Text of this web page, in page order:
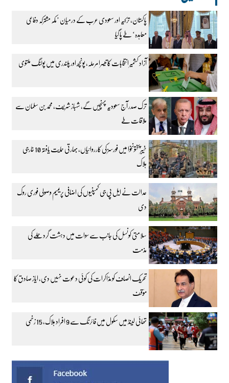
پاکستان، ترکیہ اور سعودی عرب کے درمیان ’مکہ مشترکہ دفاعی
معاہدہ‘ طے پا گیا
آزاد کشمیر انتخابات کا تیسرا مرحلہ، پونچھ اور پلندری میں پولنگ ملتوی
ترک صدر آج سعودیہ پہنچیں گے، شہباز شریف، محمد بن سلمان سے
ملاقات طے
خیبرپختونخوا میں فورسز کی کارروائیاں، بھارتی حمایت یافتہ 10 خارجی
ہلاک
عدالت نے ایل پی جی کمپنیوں کی اضافی پریمیم وصولی فوری روک
دی
سلامتی کونسل کی جانب سے سوات میں دہشت گرد حملے کی
مذمت
تحریک انصاف کو مذاکرات کی کوئی دعوت نہیں دی، ایاز صادق کا
مؤقف
تھائی لینڈ میں سکول میں فائرنگ سے 9 افراد ہلاک، 15 زخمی